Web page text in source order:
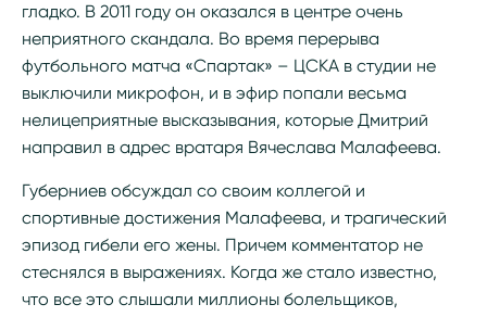
гладко. В 2011 году он оказался в центре очень
неприятного скандала. Во время перерыва
футбольного матча «Спартак» – ЦСКА в студии не
выключили микрофон, и в эфир попали весьма
нелицеприятные высказывания, которые Дмитрий
направил в адрес вратаря Вячеслава Малафеева.
Губерниев обсуждал со своим коллегой и
спортивные достижения Малафеева, и трагический
эпизод гибели его жены. Причем комментатор не
стеснялся в выражениях. Когда же стало известно,
что все это слышали миллионы болельщиков,